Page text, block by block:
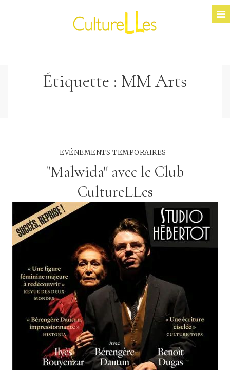
Étiquette : MM Arts
EVÉNEMENTS TEMPORAIRES
"Malwida" avec le Club
CultureLLes